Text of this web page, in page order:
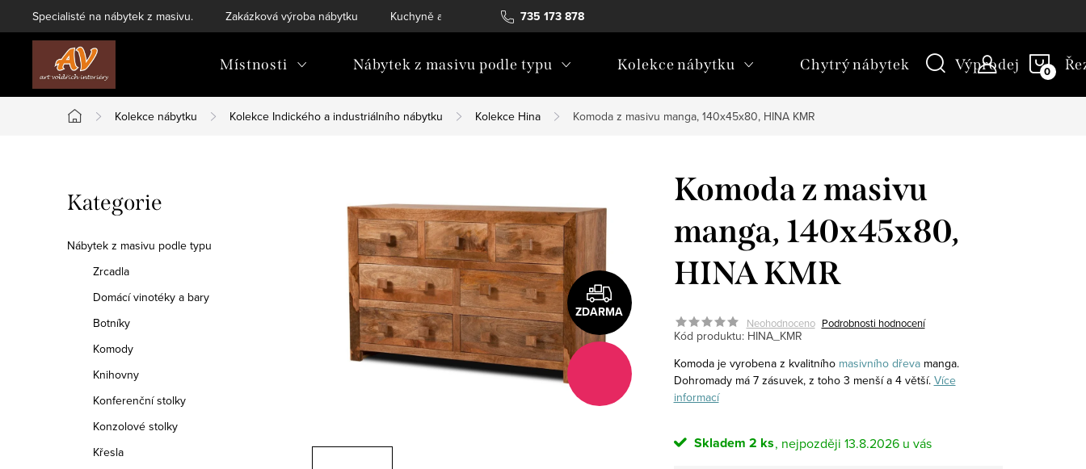
na
735 173 878
Specialisté na nábytek z masivu. Zakázková výroba nábytku Kuchyně a vestavný nábytek Katalogy ke stažení
Místnosti Nábytek z masivu podle typu Kolekce nábytku Chytrý nábytek Výprodej
Domů
Kolekce nábytku Kolekce Indického a industriálního nábytku Kolekce Hina Komoda z masivu manga, 140x45x80, HINA KMR
o
s
Přeskočit
kategorie
Kategorie
Nábytek z masivu podle typu
Zrcadla
Domácí vinotéky a bary
Botníky
Komody
Knihovny
Konferenční stolky
Konzolové stolky
Křesla
ZDARMA
Komoda z masivu
manga, 140x45x80,
HINA KMR
Neohodnoceno Podrobnosti hodnocení
Kód produktu: HINA_KMR
Komoda je vyrobena z kvalitního masivního dřevamanga.
Dohromady má 7 zásuvek, z toho 3 menší a 4 větší. Více
informací
Skladem 2 ks 13.8.2026